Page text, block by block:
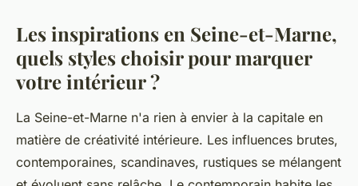
Les inspirations en Seine-et-Marne,
quels styles choisir pour marquer
votre intérieur ?
La Seine-et-Marne n'a rien à envier à la capitale en
matière de créativité intérieure. Les influences brutes,
contemporaines, scandinaves, rustiques se mélangent